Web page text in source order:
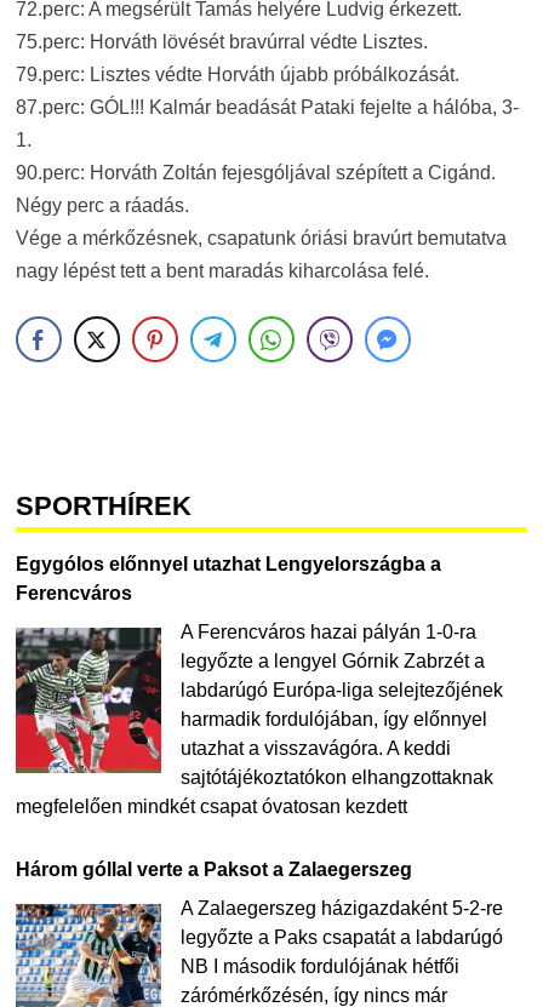
72.perc: A megsérült Tamás helyére Ludvig érkezett.
75.perc: Horváth lövését bravúrral védte Lisztes.
79.perc: Lisztes védte Horváth újabb próbálkozását.
87.perc: GÓL!!! Kalmár beadását Pataki fejelte a hálóba, 3-
1.
90.perc: Horváth Zoltán fejesgóljával szépített a Cigánd.
Négy perc a ráadás.
Vége a mérkőzésnek, csapatunk óriási bravúrt bemutatva
nagy lépést tett a bent maradás kiharcolása felé.
SPORTHÍREK
Egygólos előnnyel utazhat Lengyelországba a
Ferencváros
A Ferencváros hazai pályán 1-0-ra
legyőzte a lengyel Górnik Zabrzét a
labdarúgó Európa-liga selejtezőjének
harmadik fordulójában, így előnnyel
utazhat a visszavágóra. A keddi
sajtótájékoztatókon elhangzottaknak
megfelelően mindkét csapat óvatosan kezdett
Három góllal verte a Paksot a Zalaegerszeg
A Zalaegerszeg házigazdaként 5-2-re
legyőzte a Paks csapatát a labdarúgó
NB I második fordulójának hétfői
zárómérkőzésén, így nincs már